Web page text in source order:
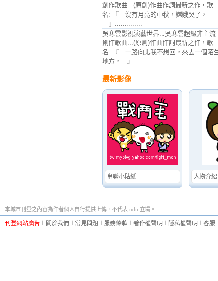
創作歌曲...(原創)作曲作詞最新之作，歌
名: 『 沒有月亮的中秋，嫦娥哭了，
』..............
吳寒雲影視演藝世界...吳寒雲超級非主流
創作歌曲...(原創)作曲作詞最新之作，歌
名: 『 一路向北我不想回，來去一個陌
地方， 』.............
最新影像
串聯小貼紙 人物介
本城市刊登之內容為作者個人自行提供上傳，不代表 udn 立場。
刊登網站廣告 關於我們 常見問題 服務條款 著作權聲明 隱私權聲明 客服